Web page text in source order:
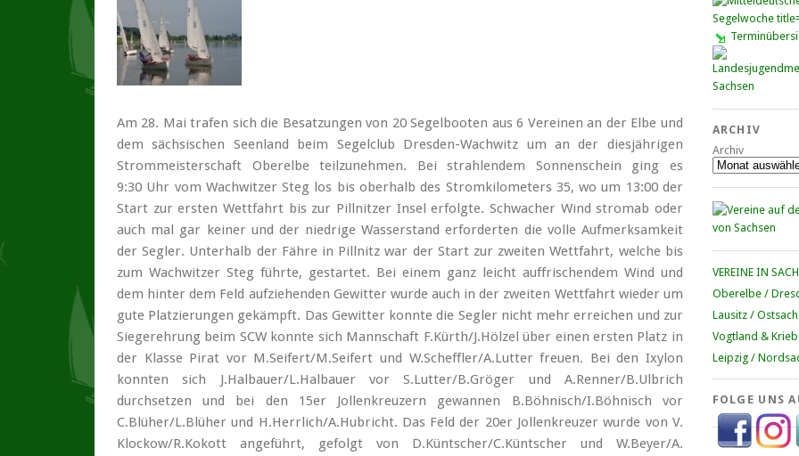
Am 28. Mai trafen sich die Besatzungen von 20 Segel­booten aus 6 Vereinen an der Elbe und
dem säch­sischen Seen­land beim Segel­club Dresden-Wachwitz um an der dies­jährigen
Strom­meister­schaft Oberelbe teilzu­nehmen. Bei strahlendem Sonnen­schein ging es
9:30 Uhr vom Wach­witzer Steg los bis oberhalb des Strom­kilometers 35, wo um 13:00 der
Start zur ersten Wettfahrt bis zur Pillnitzer Insel erfolgte. Schwacher Wind stromab oder
auch mal gar keiner und der niedrige Wasser­stand erforderten die volle Aufmerksamkeit
der Segler. Unterhalb der Fähre in Pillnitz war der Start zur zweiten Wettfahrt, welche bis
zum Wachwitzer Steg führte, gestartet. Bei einem ganz leicht auffrischendem Wind und
dem hinter dem Feld aufziehenden Gewitter wurde auch in der zweiten Wettfahrt wieder um
gute Platzierungen gekämpft. Das Gewitter konnte die Segler nicht mehr erreichen und zur
Siegerehrung beim SCW konnte sich Mannschaft F.Kürth/J.Hölzel über einen ersten Platz in
der Klasse Pirat vor M.Seifert/M.Seifert und W.Scheffler/A.Lutter freuen. Bei den Ixylon
konnten sich J.Halbauer/L.Halbauer vor S.Lutter/B.Gröger und A.Renner/B.Ulbrich
durchsetzen und bei den 15er Jollen­kreuzern gewannen B.Böhnisch/I.Böhnisch vor
C.Blüher/L.Blüher und H.Herrlich/A.Hubricht. Das Feld der 20er Jollenkreuzer wurde von V.
Klockow/R.Kokott angeführt, gefolgt von D.Küntscher/C.Küntscher und W.Beyer/A.
ARCHIV
Archiv
VEREINE IN
Oberelbe /
Lausitz /
Vogtland &
Leipzig /
FOLGE UNS